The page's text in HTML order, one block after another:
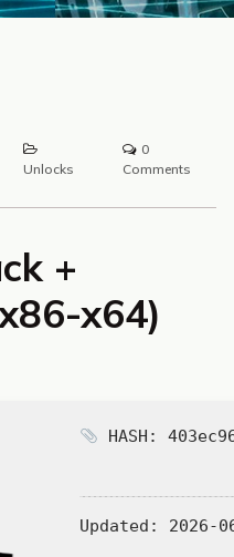
Unlocks
0
Comments
+
x64)
HASH:
Updated: 2026-